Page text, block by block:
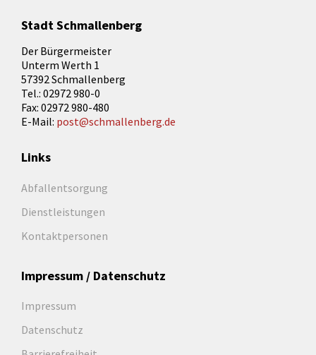
Stadt Schmallenberg
Der Bürgermeister
Unterm Werth 1
57392 Schmallenberg
Tel.: 02972 980-0
Fax: 02972 980-480
E-Mail: post@schmallenberg.de
Links
Abfallentsorgung
Dienstleistungen
Kontaktpersonen
Impressum / Datenschutz
Impressum
Datenschutz